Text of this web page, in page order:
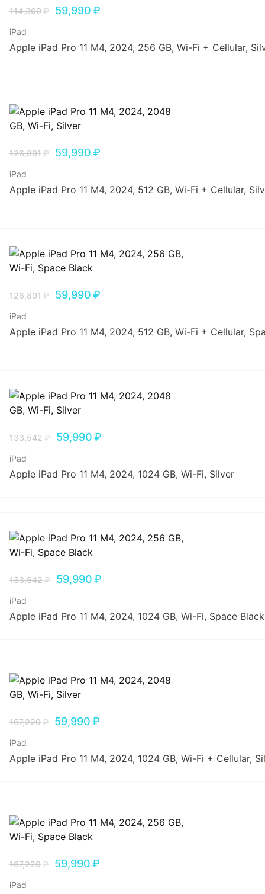
114,300₽ 59,990₽
iPad
Apple iPad Pro 11 M4, 2024, 256 GB, Wi-Fi + Cellular,
126,801₽ 59,990₽
iPad
Apple iPad Pro 11 M4, 2024, 512 GB, Wi-Fi + Cellular,
126,801₽ 59,990₽
iPad
Apple iPad Pro 11 M4, 2024, 512 GB, Wi-Fi + Cellular,
133,542₽ 59,990₽
iPad
Apple iPad Pro 11 M4, 2024, 1024 GB, Wi-Fi, Silver
133,542₽ 59,990₽
iPad
Apple iPad Pro 11 M4, 2024, 1024 GB, Wi-Fi, Space Black
167,220₽ 59,990₽
iPad
Apple iPad Pro 11 M4, 2024, 1024 GB, Wi-Fi + Cellular,
167,220₽ 59,990₽
iPad